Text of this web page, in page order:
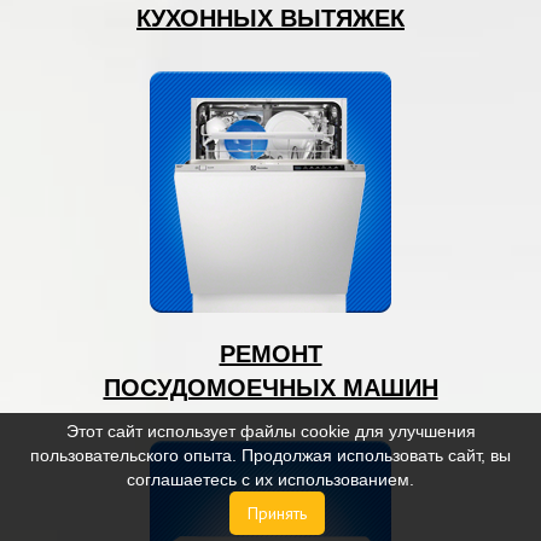
КУХОННЫХ ВЫТЯЖЕК
РЕМОНТ
ПОСУДОМОЕЧНЫХ МАШИН
Этот сайт использует файлы cookie для улучшения
пользовательского опыта. Продолжая использовать сайт, вы
соглашаетесь с их использованием.
Принять